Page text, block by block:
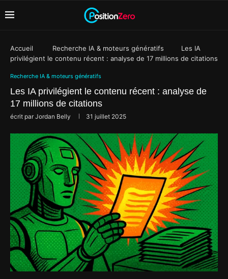
Accueil Recherche IA & moteurs génératifs
Les IA
privilégient le contenu récent : analyse de 17 millions de citations
Recherche IA & moteurs génératifs
Les IA privilégient le contenu récent : analyse de
17 millions de citations
écrit parJordan Belly 31 juillet 2025